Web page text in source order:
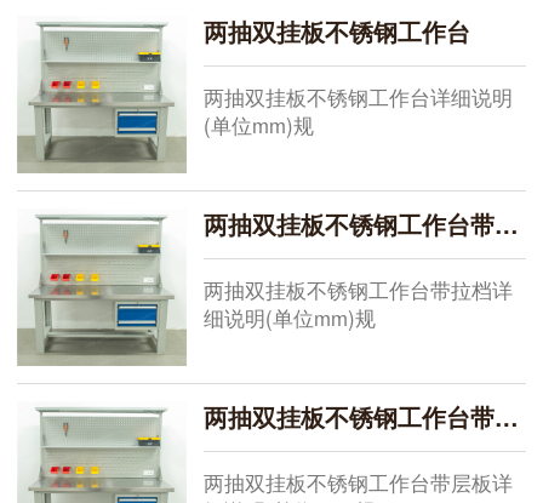
2100*750*800+500，现货供应其他
规格需要定做桌面:总厚50mm,由
1mm201不锈钢包49mm高密度板，
整体包
两抽双挂板不锈钢工作台
两抽双挂板不锈钢工作台详细说明
(单位mm)规
2100*750*800+1000，现货供应其
他规格需要定做桌面:总厚50mm,由
1mm201不锈钢包49mm高密度板，
整体包5个面，
两抽双挂板不锈钢工作台带拉挡
两抽双挂板不锈钢工作台带拉档详
细说明(单位mm)规
2100*750*800+1000，现货供应其
他规格需要定做桌面:总厚50mm,由
1mm201不锈钢包49mm高密度板，
整体包
两抽双挂板不锈钢工作台带层板
两抽双挂板不锈钢工作台带层板详